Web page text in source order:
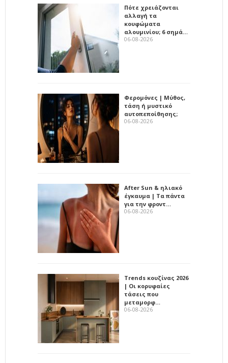
Πότε χρειάζονται
αλλαγή τα
κουφώματα
αλουμινίου; 6 σημά…
06-08-2026
Φερομόνες | Μύθος,
τάση ή μυστικό
αυτοπεποίθησης;
06-08-2026
After Sun & ηλιακό
έγκαυμα | Τα πάντα
για την φροντ…
06-08-2026
Trends κουζίνας 2026
| Οι κορυφαίες
τάσεις που
μεταμορφ…
06-08-2026